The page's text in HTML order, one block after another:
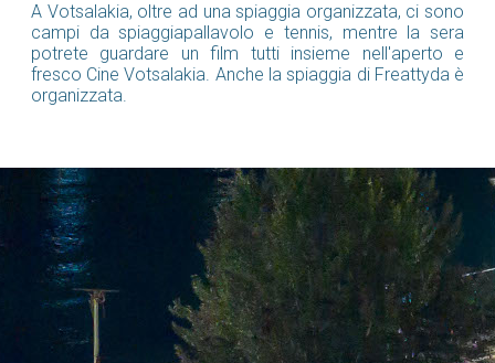
A Votsalakia, oltre ad una spiaggia organizzata, ci sono
campi da spiaggiapallavolo e tennis, mentre la sera
potrete guardare un film tutti insieme nell'aperto e
fresco Cine Votsalakia. Anche la spiaggia di Freattyda è
organizzata.